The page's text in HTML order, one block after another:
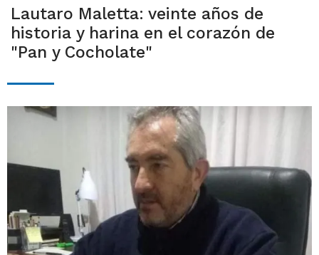
Lautaro Maletta: veinte años de
historia y harina en el corazón de
"Pan y Cocholate"